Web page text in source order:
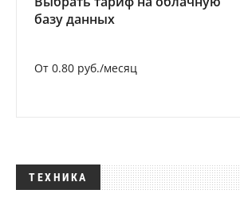
базу данных
От 0.80 руб./месяц
ТЕХНИКА